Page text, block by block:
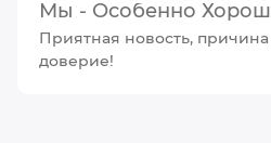
Мы - Особенно
Приятная новость,
доверие!